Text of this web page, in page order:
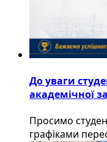
До уваги
академічної
Просимо
графіками